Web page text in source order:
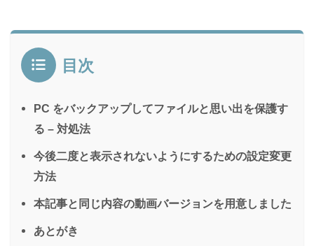
目次
PC をバックアップしてファイルと思い出を保護す
る – 対処法
今後二度と表示されないようにするための設定変更
方法
本記事と同じ内容の動画バージョンを用意しました
あとがき